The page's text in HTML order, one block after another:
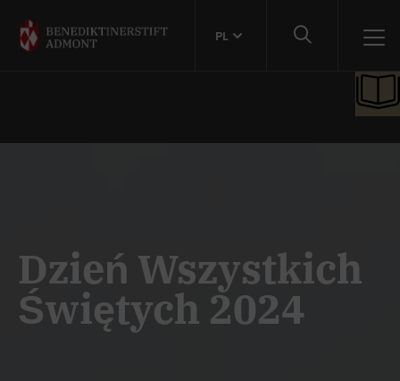
PL
Dzień Wszystkich
Świętych 2024